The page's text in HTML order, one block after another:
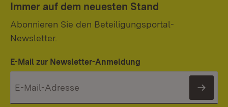
Immer auf dem neuesten Stand
Abonnieren Sie den Beteiligungsportal-
Newsletter.
E-Mail zur Newsletter-Anmeldung